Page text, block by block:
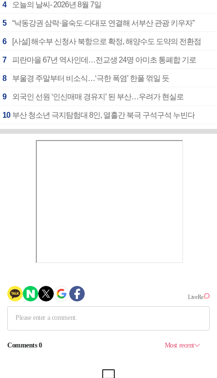
4 오늘의 날씨- 2026년 8월 7일
5 “낙동강권 삼락·을숙도·다대포 연결해 서부산 관광 키우자”
6 [사설] 해수부 신청사 북항으로 확정, 해양수도 도약의 전환점
7 피란마을 67년 역사인데…전교생 24명 아미초 통폐합 기로
8 부울경 주말부터 비소식…‘극한 폭염’ 한풀 꺾일 듯
9 외국인 선원 ‘인신매매 경유지’ 된 부산…우려가 현실로
10 부산 청소년 극지탐험대 8인, 열흘간 북극 구석구석 누빈다